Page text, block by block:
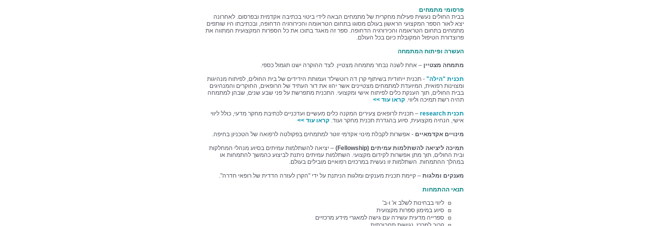
פרסומי מתמחים
בבית החולים נעשית פעילות מחקרית של מתמחים הבאה לידי ביטוי בכתיבה אקדמית ובפרסום. לאחרונה
יצא לאור הספר המקצועי הראשון בעולם מסוגו בתחום הטראומה והכירורגיה הדחופה, ובכתיבתו היו שותפים
מתמחים בתחום הטראומה והכירורגיה הדחופה. ספר זה מאגד בתוכו את כל הספרות המקצועית המתווה את
פרוצדורת הטיפול המקובלת כיום בכל העולם.
העשרה ופיתוח המתמחה
מתמחה מצטיין – אחת לשנה נבחר מתמחה מצטיין. לצד ההוקרה ישנו תגמול כספי.
תכנית "הילה" - תכנית ייחודית בשיתוף קרן דה רוטשילד ועמותת הידידים של בית החולים, לפיתוח מנהיגות
ומצוינות רפואית, המיועדת למתמחים מצטיינים אשר יהוו את דור העתיד של הרופאים, החוקרים והמנהיגים
בבית החולים, תוך הענקת כלים לפיתוח אישי ומקצועי. התכנית מתפרשת על פני שבע שנים, שבהן למתמחה
תהיה רשת תמיכה וליווי. קראו עוד >>
תכנית research
– תכנית לרופאים צעירים המקנה כלים מעשיים ועדכניים לכתיבת מחקר מדעי, כולל ליווי
אישי, הנחיה מקצועית, סיוע בהגדרת תכנית מחקר ועוד. קראו עוד >>
מינויים אקדמאיים - אפשרות לקבלת מינוי אקדמי זוטר למתמחים בפקולטה לרפואה של הטכניון בחיפה.
תמיכה ליציאה להשתלמות עמיתים (Fellowship)
– יציאה להשתלמות עמיתים בסיוע מנהלי המחלקות
ובית החולים, תוך מתן אפשרות לקידום מקצועי. השתלמות עמיתים ניתנת לביצוע כהמשך להתמחות או
במהלך ההתמחות. השתלמות זו נעשית במרכזים רפואיים מובילים בעולם.
מענקים ומלגות – קיימת תכנית מענקים ומלגות הניתנת על ידי "הקרן לעזרה הדדית של רופאי חדרה".
תנאי ההתמחות
ליווי בבחינות לשלב א' ו-ב'
סיוע במימון ספרות מקצועית
ספרייה מדעית עשירה עם גישה למאגרי מידע מרכזיים